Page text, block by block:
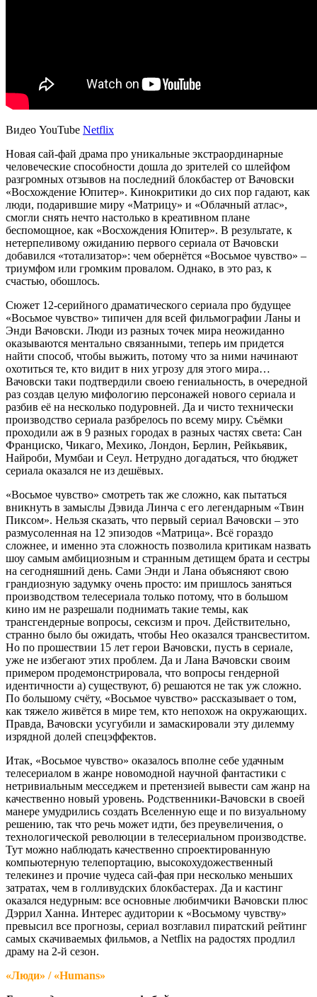
Видео YouTube Netflix
Новая сай-фай драма про уникальные экстраординарные
человеческие способности дошла до зрителей со шлейфом
разгромных отзывов на последний блокбастер от Вачовски
«Восхождение Юпитер». Кинокритики до сих пор гадают, как
люди, подарившие миру «Матрицу» и «Облачный атлас»,
смогли снять нечто настолько в креативном плане
беспомощное, как «Восхождения Юпитер». В результате, к
нетерпеливому ожиданию первого сериала от Вачовски
добавился «тотализатор»: чем обернётся «Восьмое чувство» –
триумфом или громким провалом. Однако, в это раз, к
счастью, обошлось.
Сюжет 12-серийного драматического сериала про будущее
«Восьмое чувство» типичен для всей фильмографии Ланы и
Энди Вачовски. Люди из разных точек мира неожиданно
оказываются ментально связанными, теперь им придется
найти способ, чтобы выжить, потому что за ними начинают
охотиться те, кто видит в них угрозу для этого мира…
Вачовски таки подтвердили своею гениальность, в очередной
раз создав целую мифологию персонажей нового сериала и
разбив её на несколько подуровней. Да и чисто технически
производство сериала разбрелось по всему миру. Съёмки
проходили аж в 9 разных городах в разных частях света: Сан
Франциско, Чикаго, Мехико, Лондон, Берлин, Рейкьявик,
Найроби, Мумбаи и Сеул. Нетрудно догадаться, что бюджет
сериала оказался не из дешёвых.
«Восьмое чувство» смотреть так же сложно, как пытаться
вникнуть в замыслы Дэвида Линча с его легендарным «Твин
Пиксом». Нельзя сказать, что первый сериал Вачовски – это
размусоленная на 12 эпизодов «Матрица». Всё гораздо
сложнее, и именно эта сложность позволила критикам назвать
шоу самым амбициозным и странным детищем брата и сестры
на сегодняшний день. Сами Энди и Лана объясняют свою
грандиозную задумку очень просто: им пришлось заняться
производством телесериала только потому, что в большом
кино им не разрешали поднимать такие темы, как
трансгендерные вопросы, сексизм и проч. Действительно,
странно было бы ожидать, чтобы Нео оказался трансвеститом.
Но по прошествии 15 лет герои Вачовски, пусть в сериале,
уже не избегают этих проблем. Да и Лана Вачовски своим
примером продемонстрировала, что вопросы гендерной
идентичности а) существуют, б) решаются не так уж сложно.
По большому счёту, «Восьмое чувство» рассказывает о том,
как тяжело живётся в мире тем, кто непохож на окружающих.
Правда, Вачовски усугубили и замаскировали эту дилемму
изрядной долей спецэффектов.
Итак, «Восьмое чувство» оказалось вполне себе удачным
телесериалом в жанре новомодной научной фантастики с
нетривиальным месседжем и претензией вывести сам жанр на
качественно новый уровень. Родственники-Вачовски в своей
манере умудрились создать Вселенную еще и по визуальному
решению, так что речь может идти, без преувеличения, о
технологической революции в телесериальном производстве.
Тут можно наблюдать качественно спроектированную
компьютерную телепортацию, высокохудожественный
телекинез и прочие чудеса сай-фая при несколько меньших
затратах, чем в голливудских блокбастерах. Да и кастинг
оказался недурным: все основные любимчики Вачовски плюс
Дэррил Ханна. Интерес аудитории к «Восьмому чувству»
превысил все прогнозы, сериал возглавил пиратский рейтинг
самых скачиваемых фильмов, а Netflix на радостях продлил
драму на 2-й сезон.
«Люди» / «Humans»